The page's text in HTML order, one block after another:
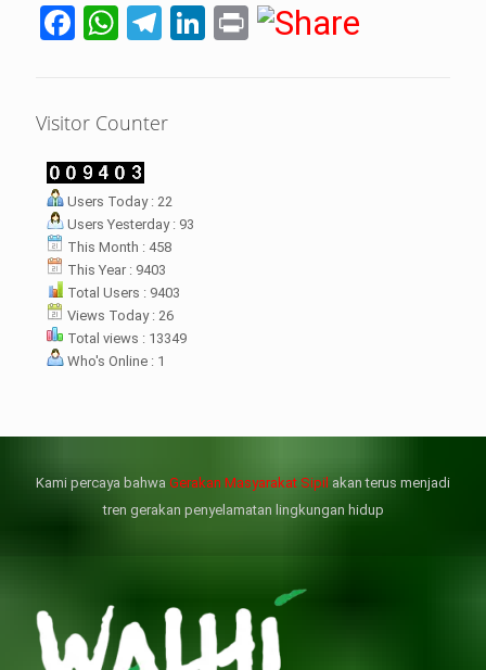
Facebook
WhatsApp
Telegram
LinkedIn
Print
Visitor Counter
Users Today : 22
Users Yesterday : 93
This Month : 458
This Year : 9403
Total Users : 9403
Views Today : 26
Total views : 13349
Who's Online : 1
Desak
masyarakat dua desa
bukan merupakan
pertama ke
ATR/ BPN. Warga
kunjungan kali ini membuat
ATR/BPN
penyelesaian
agraria di desa mereka.
壯陽藥台灣購物
情感來說不管是ED患者自己還
生活肯定都是非常不滿意的，
而鋼, 因此只要了解避免了以上禁
症，現有的臨床經驗來看，在醫
犀利士壯陽藥線上購買
康、動脈血管健康，使心臟動泵
，從而引起器質性勃起功能障
（陽痿）。犀利士的副作用類
，所以亦會加重犀利士副作用症
Kami percaya bahwa Gerakan Masyarakat Sipil akan terus menjadi
tren gerakan penyelamatan lingkungan hidup